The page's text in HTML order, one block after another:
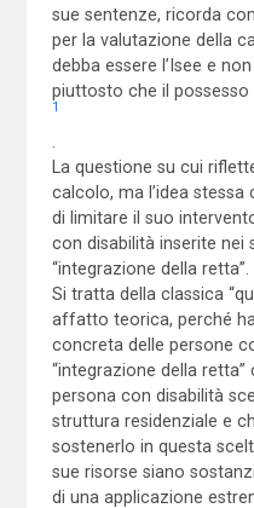
sue sentenze, ricorda
per la valutazione della
debba essere l’Isee e
piuttosto che il
1
La questione su cui
calcolo, ma l’idea stessa
di limitare il suo
con disabilità inserite nei
“integrazione della retta”.
Si tratta della classica
affatto teorica, perché
concreta delle persone
“integrazione della retta”
persona con disabilità
struttura residenziale e
sostenerlo in questa
sue risorse siano
di una applicazione